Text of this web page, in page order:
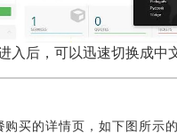
入后，可以迅速切换成中
购买的详情页，如下图所示